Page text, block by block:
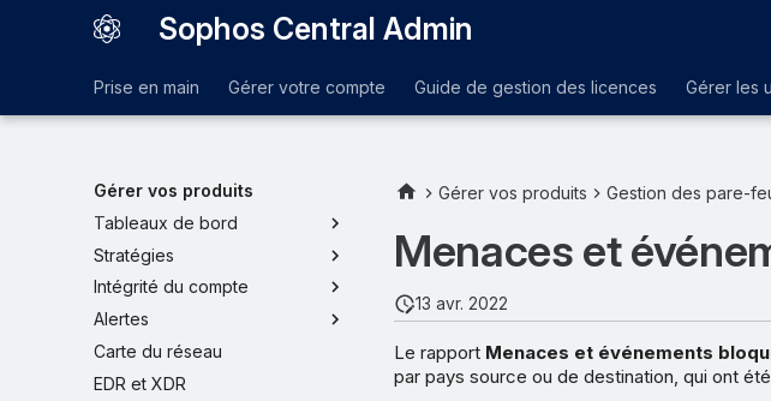
Sophos Central Admin
Prise en main Gérer votre compte Guide de gestion des licences Gérer les
Gérer vos produits
Tableaux de bord
Stratégies
Intégrité du compte
Alertes
Carte du réseau
EDR et XDR
Gérer vos produits Gestion des pare-
Menaces et
13 avr. 2022
Le rapport Menaces et événements
par pays source ou de destination, qui ont